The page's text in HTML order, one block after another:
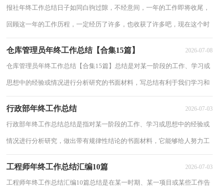
报社年终工作总结日子如同白驹过隙，不经意间，一年的工作即将收尾，
回顾这一年的工作历程，一定经历了许多，也收获了许多吧，现在这个时
仓库管理员年终工作总结【合集15篇】 2026-07-08
仓库管理员年终工作总结【合集15篇】总结是对某一阶段的工作、学习或
思想中的经验或情况进行分析研究的书面材料，写总结有利于我们学习和
行政部年终工作总结 2026-07-03
行政部年终工作总结总结是指对某一阶段的工作、学习或思想中的经验或
情况进行分析研究，做出带有规律性结论的书面材料，它能够给人努力工
工程师年终工作总结汇编10篇 2026-07-03
工程师年终工作总结汇编10篇总结是在某一时期、某一项目或某些工作告